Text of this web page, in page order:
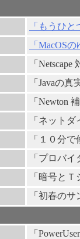
「もうひ
「MacOS
「
「Javaの真
「Newton
「ネット
「１０分
「プロバ
「暗号と
「初春の
「